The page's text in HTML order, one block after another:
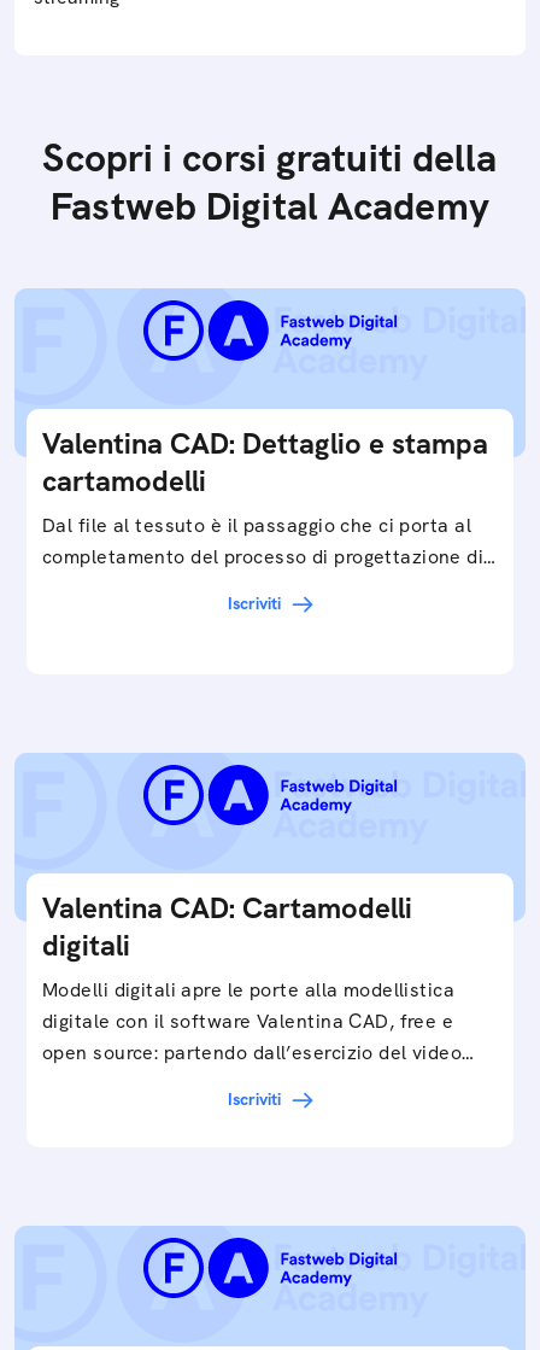
Scopri i corsi gratuiti della
Fastweb Digital Academy
Valentina CAD: Dettaglio e stampa
cartamodelli
Dal file al tessuto è il passaggio che ci porta al
completamento del processo di progettazione di
Iscriviti
Valentina CAD: Cartamodelli
digitali
Modelli digitali apre le porte alla modellistica
digitale con il software Valentina CAD, free e
open source: partendo dall’esercizio del video…
Iscriviti